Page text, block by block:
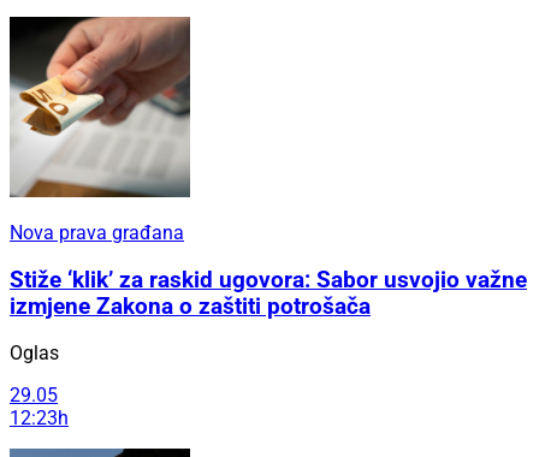
Nova prava građana
Stiže ‘klik’ za raskid ugovora: Sabor usvojio važne
izmjene Zakona o zaštiti potrošača
Oglas
29.05
12:23h